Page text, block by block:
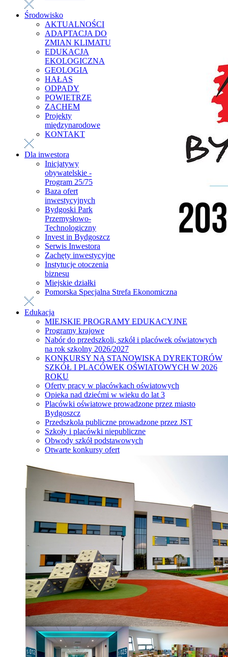
Środowisko
AKTUALNOŚCI
ADAPTACJA DO
ZMIAN KLIMATU
EDUKACJA
EKOLOGICZNA
GEOLOGIA
HAŁAS
ODPADY
POWIETRZE
ZACHEM
Projekty
międzynarodowe
KONTAKT
Dla inwestora
Inicjatywy
obywatelskie -
Program 25/75
Baza ofert
inwestycyjnych
Bydgoski Park
Przemysłowo-
Technologiczny
Invest in Bydgoszcz
Serwis Inwestora
Zachęty inwestycyjne
Instytucje otoczenia
biznesu
Miejskie działki
Pomorska Specjalna Strefa Ekonomiczna
Edukacja
MIEJSKIE PROGRAMY EDUKACYJNE
Programy krajowe
Nabór do przedszkoli, szkół i placówek oświatowych
na rok szkolny 2026/2027
KONKURSY NA STANOWISKA DYREKTORÓW
SZKÓŁ I PLACÓWEK OŚWIATOWYCH W 2026
ROKU
Oferty pracy w placówkach oświatowych
Opieka nad dziećmi w wieku do lat 3
Placówki oświatowe prowadzone przez miasto
Bydgoszcz
Przedszkola publiczne prowadzone przez JST
Szkoły i placówki niepubliczne
Obwody szkół podstawowych
Otwarte konkursy ofert